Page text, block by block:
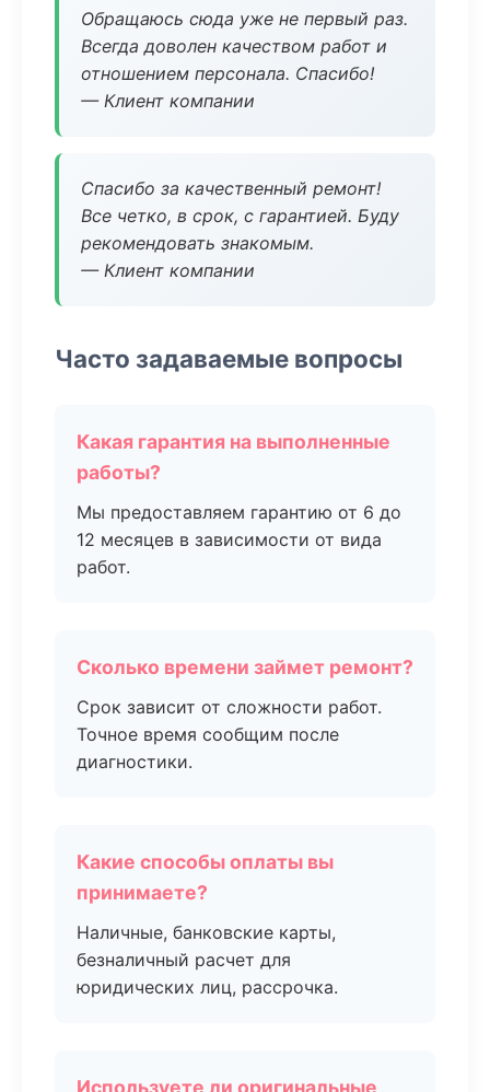
Обращаюсь сюда уже не первый раз.
Всегда доволен качеством работ и
отношением персонала. Спасибо!
— Клиент компании
Спасибо за качественный ремонт!
Все четко, в срок, с гарантией. Буду
рекомендовать знакомым.
— Клиент компании
Часто задаваемые вопросы
Какая гарантия на выполненные
работы?
Мы предоставляем гарантию от 6 до
12 месяцев в зависимости от вида
работ.
Сколько времени займет ремонт?
Срок зависит от сложности работ.
Точное время сообщим после
диагностики.
Какие способы оплаты вы
принимаете?
Наличные, банковские карты,
безналичный расчет для
юридических лиц, рассрочка.
Используете ли оригинальные